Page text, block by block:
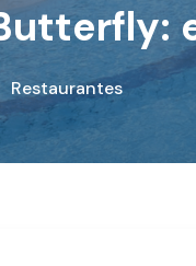
Restaurantes